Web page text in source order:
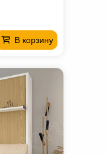
В корзину